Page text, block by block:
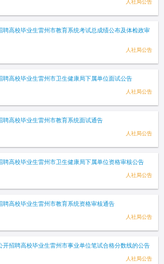
高校毕业生雷州市教育系统考试总成绩公布及体检政审
人社局公告
高校毕业生雷州市卫生健康局下属单位面试公告
人社局公告
高校毕业生雷州市教育系统面试通告
人社局公告
高校毕业生雷州市卫生健康局下属单位资格审核公告
人社局公告
高校毕业生雷州市教育系统资格审核通告
人社局公告
招聘高校毕业生雷州市事业单位笔试合格分数线的公告
人社局公告